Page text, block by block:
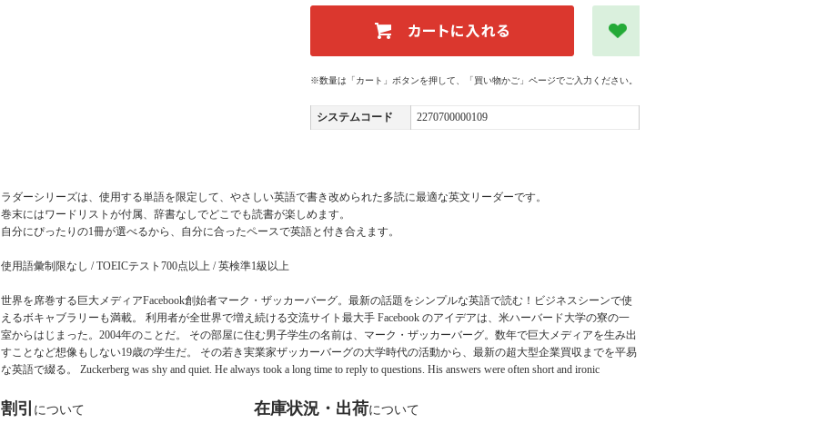
※数量は「カート」ボタンを押して、「買い物かご」ページでご入力ください。
システムコード 2270700000109
ラダーシリーズは、使用する単語を限定して、やさしい英語で書き改められた多読に最適な英文リーダーです。
巻末にはワードリストが付属、辞書なしでどこでも読書が楽しめます。
自分にぴったりの1冊が選べるから、自分に合ったペースで英語と付き合えます。
使用語彙制限なし / TOEICテスト700点以上 / 英検準1級以上
世界を席巻する巨大メディアFacebook創始者マーク・ザッカーバーグ。最新の話題をシンプルな英語で読む！ビジネスシーンで使
えるボキャブラリーも満載。 利用者が全世界で増え続ける交流サイト最大手 Facebook のアイデアは、米ハーバード大学の寮の一
室からはじまった。2004年のことだ。 その部屋に住む男子学生の名前は、マーク・ザッカーバーグ。数年で巨大メディアを生み出
すことなど想像もしない19歳の学生だ。 その若き実業家ザッカーバーグの大学時代の活動から、最新の超大型企業買収までを平易
な英語で綴る。 Zuckerberg was shy and quiet. He always took a long time to reply to questions. His answers were often short and ironic
割引 について 在庫状況・出荷について